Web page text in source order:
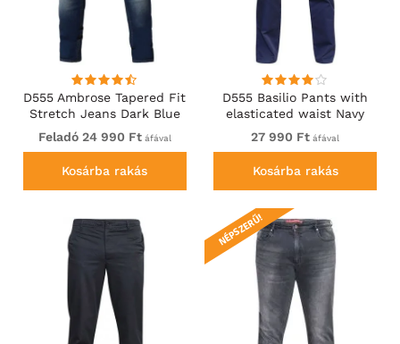
D555 Ambrose Tapered Fit
Stretch Jeans Dark Blue
Feladó 24 990 Ftáfával
Kosárba rakás
D555 Basilio Pants with
elasticated waist Navy
27 990 Ft áfával
Kosárba rakás
NÉPSZERŰ!